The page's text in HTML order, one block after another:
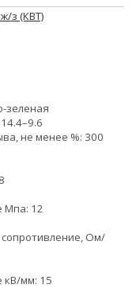
з (КВТ)
зеленая
не менее %: 300
Мпа: 12
Ом/
кВ/мм: 15